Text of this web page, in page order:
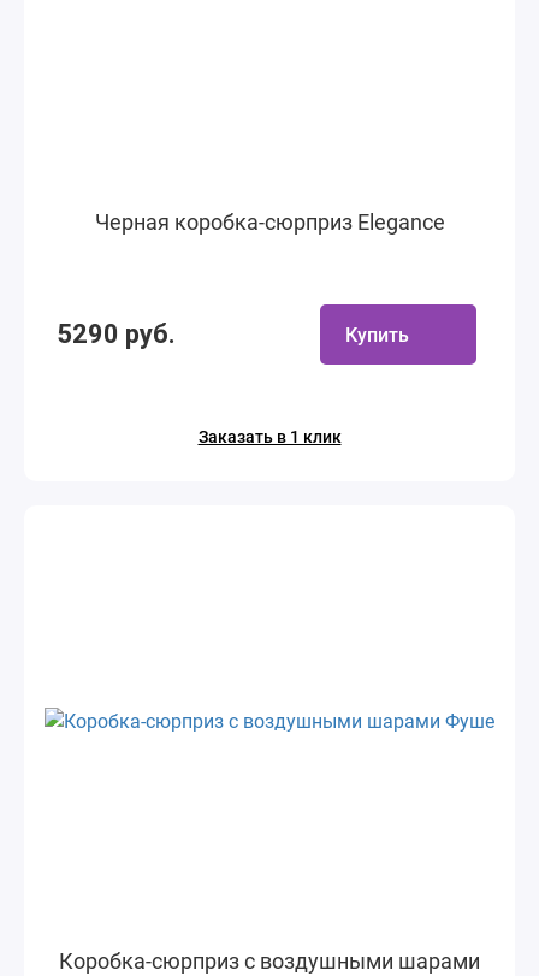
Черная коробка-сюрприз Elegance
5290 руб. Купить
Заказать в 1 клик
Коробка-сюрприз с воздушными шарами